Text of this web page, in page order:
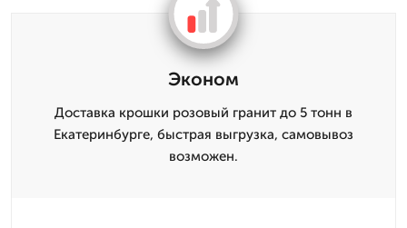
Эконом
Доставка крошки розовый гранит до 5 тонн в
Екатеринбурге, быстрая выгрузка, самовывоз
возможен.